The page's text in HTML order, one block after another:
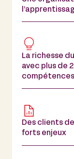
La richesse
avec plus de
Des clients
forts enjeux